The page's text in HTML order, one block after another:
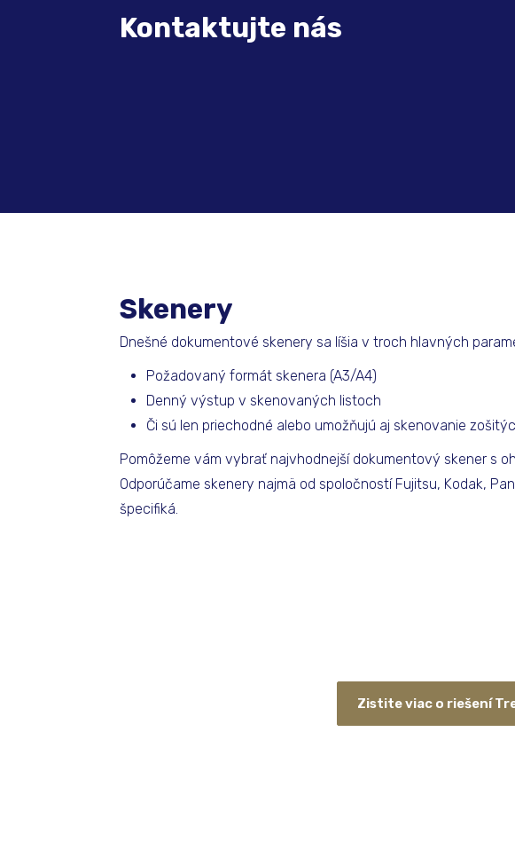
Kontaktujte nás
Skenery
Dnešné dokumentové skenery sa líšia v troch hlavných
Požadovaný formát skenera (A3/A4)
Denný výstup v skenovaných listoch
Či sú len priechodné alebo umožňujú aj skenovanie
Pomôžeme vám vybrať najvhodnejší dokumentový skener s
Odporúčame skenery najmä od spoločností Fujitsu, Kodak,
špecifiká.
Zistite viac o riešení